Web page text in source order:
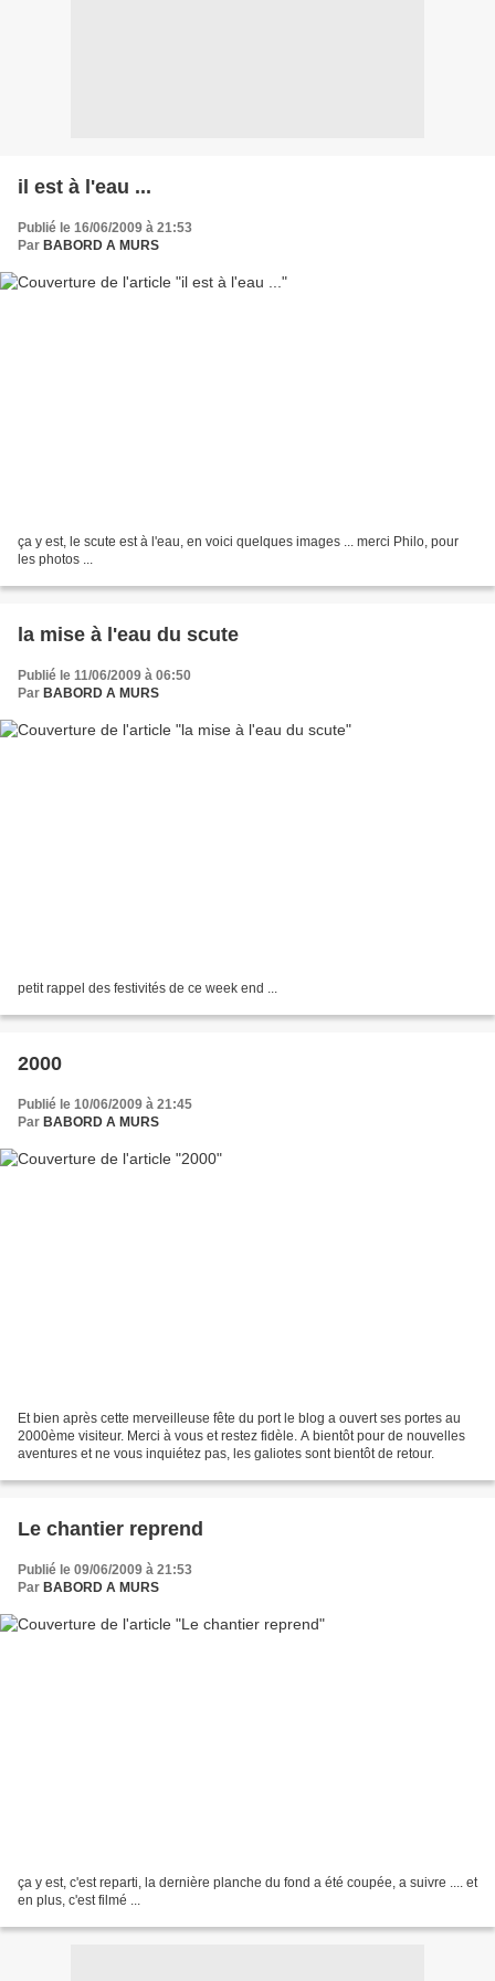
il est à l'eau ...
Publié le 16/06/2009 à 21:53
Par BABORD A MURS
ça y est, le scute est à l'eau, en voici quelques images ... merci Philo, pour
les photos ...
la mise à l'eau du scute
Publié le 11/06/2009 à 06:50
Par BABORD A MURS
petit rappel des festivités de ce week end ...
2000
Publié le 10/06/2009 à 21:45
Par BABORD A MURS
Et bien après cette merveilleuse fête du port le blog a ouvert ses portes au
2000ème visiteur. Merci à vous et restez fidèle. A bientôt pour de nouvelles
aventures et ne vous inquiétez pas, les galiotes sont bientôt de retour.
Le chantier reprend
Publié le 09/06/2009 à 21:53
Par BABORD A MURS
ça y est, c'est reparti, la dernière planche du fond a été coupée, a suivre .... et
en plus, c'est filmé ...